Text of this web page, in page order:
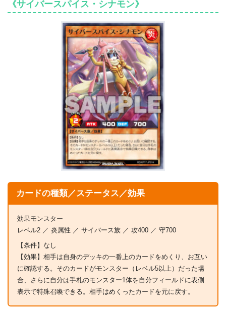
《サイバースパイス・シナモン》
カードの種類／ステータス／効果
効果モンスター
レベル2 ／ 炎属性 ／ サイバース族 ／ 攻400 ／ 守700
【条件】なし
【効果】相手は自身のデッキの一番上のカードをめくり、お互い
に確認する。そのカードがモンスター（レベル5以上）だった場
合、さらに自分は手札のモンスター1体を自分フィールドに表側
表示で特殊召喚できる。相手はめくったカードを元に戻す。